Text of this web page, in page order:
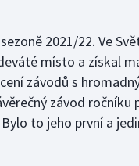
2021/22. Ve
místo a získal
závodů s
závod ročníku
to jeho první a